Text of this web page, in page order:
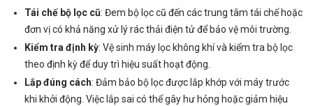
Tái chế bộ lọc cũ: Đem bộ lọc cũ đến các trung tâm tái chế hoặc
đơn vị có khả năng xử lý rác thải điện tử để bảo vệ môi trường.
Kiểm tra định kỳ: Vệ sinh máy lọc không khí và kiểm tra bộ lọc
theo định kỳ để duy trì hiệu suất hoạt động.
Lắp đúng cách: Đảm bảo bộ lọc được lắp khớp với máy trước
khi khởi động. Việc lắp sai có thể gây hư hỏng hoặc giảm hiệu